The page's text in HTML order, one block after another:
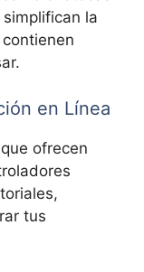
simplifican la
en Línea
ofrecen
tus